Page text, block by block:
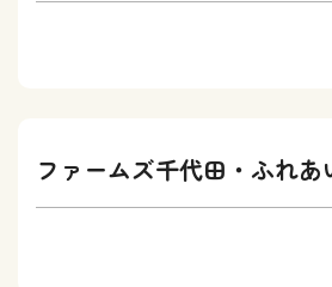
ファームズ千代田・ふれあ